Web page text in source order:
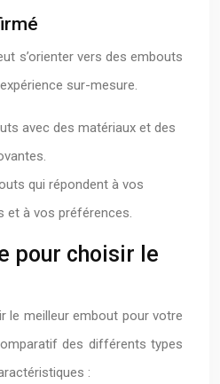
s’orienter vers des embouts
sur-mesure.
avec des matériaux et des
qui répondent à vos
et à vos préférences.
pour choisir le
le meilleur embout pour votre
des différents types
: